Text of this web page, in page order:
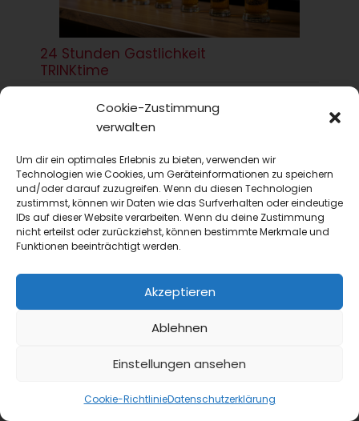
Cookie-Zustimmung
verwalten
Um dir ein optimales Erlebnis zu bieten, verwenden wir
Technologien wie Cookies, um Geräteinformationen zu speichern
und/oder darauf zuzugreifen. Wenn du diesen Technologien
zustimmst, können wir Daten wie das Surfverhalten oder eindeutige
IDs auf dieser Website verarbeiten. Wenn du deine Zustimmung
nicht erteilst oder zurückziehst, können bestimmte Merkmale und
Funktionen beeinträchtigt werden.
Akzeptieren
Ablehnen
Einstellungen ansehen
Cookie-RichtlinieDatenschutzerklärung
24 Stunden Gastlichkeit
TRINKtime
Insights
Kollex Bier-Monitor 2026: Jeder achte Liter Bier in
der Gastro wird alkoholfrei
alkoholfreies Bier in der deutschen
Gastronomie bereits zwölf Prozent der
bestellten Biermenge ausmacht –...
24 Stunden Gastlichkeit